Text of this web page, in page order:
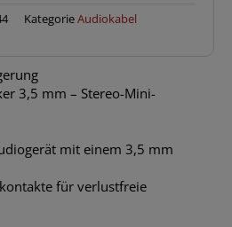
KategorieAudiokabel
3,5 mm – Stereo-Mini-
mit einem 3,5 mm
für verlustfreie